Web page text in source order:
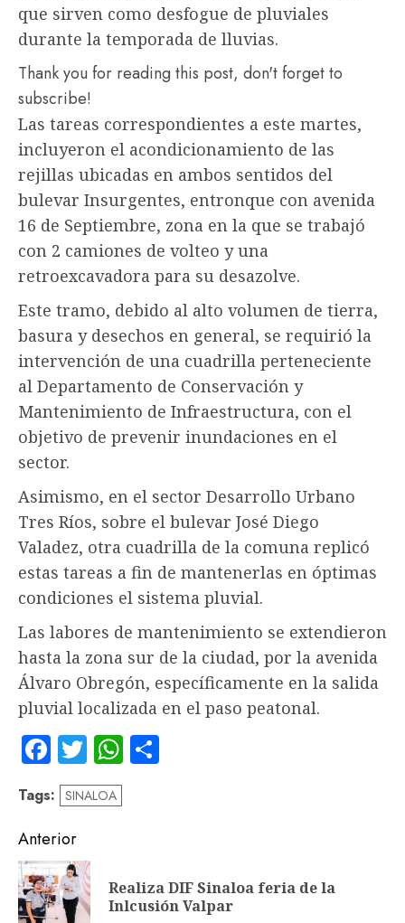
que sirven como desfogue de pluviales
durante la temporada de lluvias.
Thank you for reading this post, don't forget to
subscribe!
Las tareas correspondientes a este martes,
incluyeron el acondicionamiento de las
rejillas ubicadas en ambos sentidos del
bulevar Insurgentes, entronque con avenida
16 de Septiembre, zona en la que se trabajó
con 2 camiones de volteo y una
retroexcavadora para su desazolve.
Este tramo, debido al alto volumen de tierra,
basura y desechos en general, se requirió la
intervención de una cuadrilla perteneciente
al Departamento de Conservación y
Mantenimiento de Infraestructura, con el
objetivo de prevenir inundaciones en el
sector.
Asimismo, en el sector Desarrollo Urbano
Tres Ríos, sobre el bulevar José Diego
Valadez, otra cuadrilla de la comuna replicó
estas tareas a fin de mantenerlas en óptimas
condiciones el sistema pluvial.
Las labores de mantenimiento se extendieron
hasta la zona sur de la ciudad, por la avenida
Álvaro Obregón, específicamente en la salida
pluvial localizada en el paso peatonal.
Facebook
TwitterWhatsApp
Tags: SINALOA
Navegación
de
entradas
Anterior
Realiza DIF Sinaloa feria de la
Inlcusión Valpar